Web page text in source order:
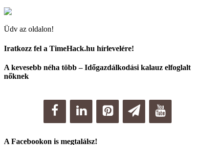
Üdv az oldalon!
Iratkozz fel a TimeHack.hu hírlevelére!
A kevesebb néha több – Időgazdálkodási kalauz elfoglalt
nőknek
A Facebookon is megtalálsz!